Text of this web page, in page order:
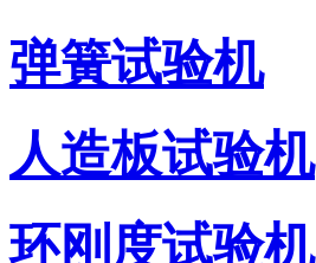
弹簧试验机
人造板试验机
环刚度试验机